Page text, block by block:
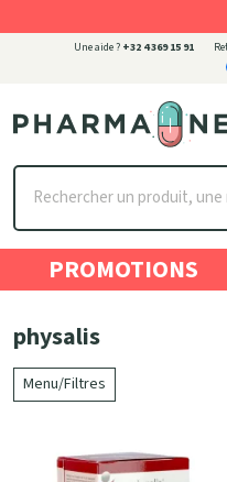
Une aide ? +32 4 369 15 91
Pharmaone Votre pharmacie
PROMOTIONS
physalis
Menu/Filtres